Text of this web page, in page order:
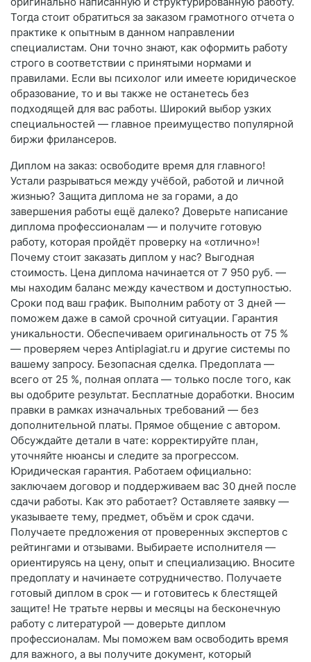
Тогда стоит обратиться за заказом грамотного отчета о
практике к опытным в данном направлении
специалистам. Они точно знают, как оформить работу
строго в соответствии с принятыми нормами и
правилами. Если вы психолог или имеете юридическое
образование, то и вы также не останетесь без
подходящей для вас работы. Широкий выбор узких
специальностей — главное преимущество популярной
биржи фрилансеров.
Диплом на заказ: освободите время для главного!
Устали разрываться между учёбой, работой и личной
жизнью? Защита диплома не за горами, а до
завершения работы ещё далеко? Доверьте написание
диплома профессионалам — и получите готовую
работу, которая пройдёт проверку на «отлично»!
Почему стоит заказать диплом у нас? Выгодная
стоимость. Цена диплома начинается от 7 950 руб. —
мы находим баланс между качеством и доступностью.
Сроки под ваш график. Выполним работу от 3 дней —
поможем даже в самой срочной ситуации. Гарантия
уникальности. Обеспечиваем оригинальность от 75 %
— проверяем через Antiplagiat.ru и другие системы по
вашему запросу. Безопасная сделка. Предоплата —
всего от 25 %, полная оплата — только после того, как
вы одобрите результат. Бесплатные доработки. Вносим
правки в рамках изначальных требований — без
дополнительной платы. Прямое общение с автором.
Обсуждайте детали в чате: корректируйте план,
уточняйте нюансы и следите за прогрессом.
Юридическая гарантия. Работаем официально:
заключаем договор и поддерживаем вас 30 дней после
сдачи работы. Как это работает? Оставляете заявку —
указываете тему, предмет, объём и срок сдачи.
Получаете предложения от проверенных экспертов с
рейтингами и отзывами. Выбираете исполнителя —
ориентируясь на цену, опыт и специализацию. Вносите
предоплату и начинаете сотрудничество. Получаете
готовый диплом в срок — и готовитесь к блестящей
защите! Не тратьте нервы и месяцы на бесконечную
работу с литературой — доверьте диплом
профессионалам. Мы поможем вам освободить время
для важного, а вы получите документ, который